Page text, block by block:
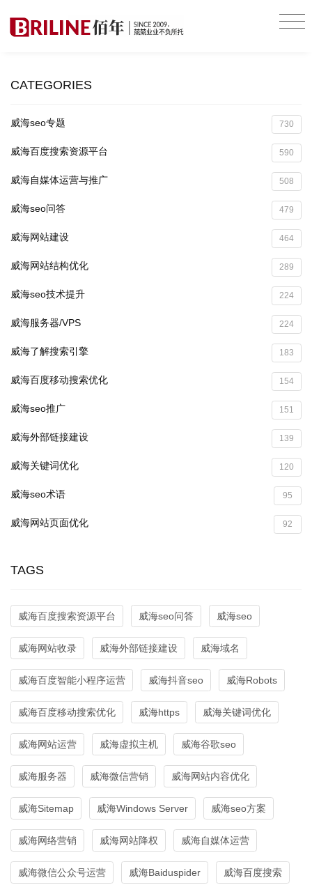
CATEGORIES
威海seo专题 730
威海百度搜索资源平台 590
威海自媒体运营与推广 508
威海seo问答 479
威海网站建设 464
威海网站结构优化 289
威海seo技术提升 224
威海服务器/VPS 224
威海了解搜索引擎 183
威海百度移动搜索优化 154
威海seo推广 151
威海外部链接建设 139
威海关键词优化 120
威海seo术语 95
威海网站页面优化 92
TAGS
威海百度搜索资源平台 威海seo问答 威海seo
威海网站收录 威海外部链接建设 威海域名
威海百度智能小程序运营 威海抖音seo 威海Robots
威海百度移动搜索优化 威海https 威海关键词优化
威海网站运营 威海虚拟主机 威海谷歌seo
威海服务器 威海微信营销 威海网站内容优化
威海Sitemap 威海Windows Server 威海seo方案
威海网络营销 威海网站降权 威海自媒体运营
威海微信公众号运营 威海Baiduspider 威海百度搜索